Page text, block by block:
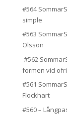
#564
simple
#563
Olsson
#562
formen vid
#561
Flockhart
#560 –